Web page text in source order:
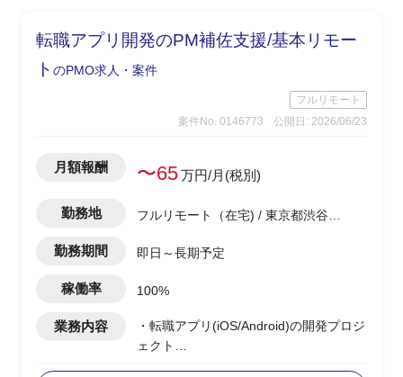
て、
どの商品ジャンルで市場ポジションを狙
→調査自体は、あまり難易度は高くな
く、地道なディスクトップ調査がメイン
・基幹システムを含めたシステム領域
は、弊社コンサル担当がおり、双方で連
いく
・CRM構想として期待されているポイン
トは、OMO機能、EC機能、MA&CDP活
用によるパーソナライズCRMなど
転職アプリ開発のPM補佐支援/基本リモー
ト のPMO求人・案件
フルリモート
案件No. 0146773
公開日: 2026/06/23
月額報酬 〜65万円/月(税別)
勤務地
フルリモート（在宅) / 東京都渋谷区
勤務期間 即日～長期予定
稼働率 100%
業務内容
・転職アプリ(iOS/Android)の開発プロジ
ェクト